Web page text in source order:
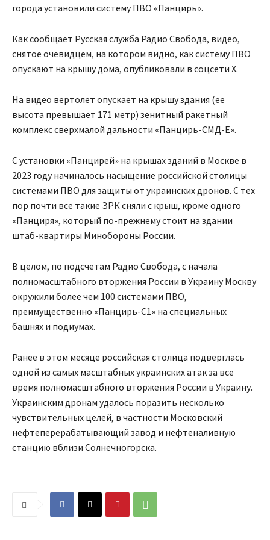
города установили систему ПВО «Панцирь».
Как сообщает Русская служба Радио Свобода, видео,
снятое очевидцем, на котором видно, как систему ПВО
опускают на крышу дома, опубликовали в соцсети X.
На видео вертолет опускает на крышу здания (ее
высота превышает 171 метр) зенитный ракетный
комплекс сверхмалой дальности «Панцирь-СМД-Е».
С установки «Панцирей» на крышах зданий в Москве в
2023 году начиналось насыщение российской столицы
системами ПВО для защиты от украинских дронов. С тех
пор почти все такие ЗРК сняли с крыш, кроме одного
«Панциря», который по-прежнему стоит на здании
штаб-квартиры Минобороны России.
В целом, по подсчетам Радио Свобода, с начала
полномасштабного вторжения России в Украину Москву
окружили более чем 100 системами ПВО,
преимущественно «Панцирь-С1» на специальных
башнях и подиумах.
Ранее в этом месяце российская столица подверглась
одной из самых масштабных украинских атак за все
время полномасштабного вторжения России в Украину.
Украинским дронам удалось поразить несколько
чувствительных целей, в частности Московский
нефтеперерабатывающий завод и нефтеналивную
станцию вблизи Солнечногорска.